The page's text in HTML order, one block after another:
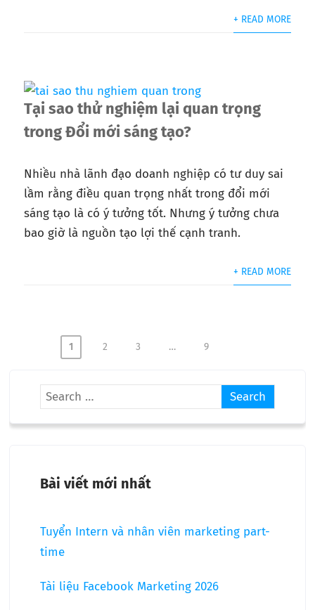
+ READ MORE
Tại sao thử nghiệm lại quan trọng
trong Đổi mới sáng tạo?
Nhiều nhà lãnh đạo doanh nghiệp có tư duy sai
lầm rằng điều quan trọng nhất trong đổi mới
sáng tạo là có ý tưởng tốt. Nhưng ý tưởng chưa
bao giờ là nguồn tạo lợi thế cạnh tranh.
+ READ MORE
1 2 3 … 9
Bài viết mới nhất
Tuyển Intern và nhân viên marketing part-
time
Tài liệu Facebook Marketing 2026